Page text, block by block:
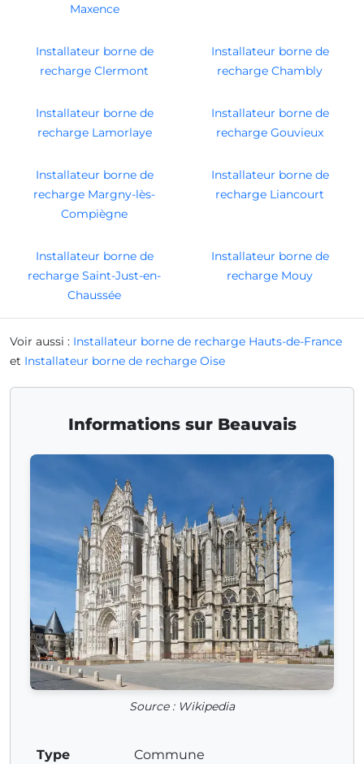
Maxence
Installateur borne de
recharge Clermont
Installateur borne de
recharge Chambly
Installateur borne de
recharge Lamorlaye
Installateur borne de
recharge Gouvieux
Installateur borne de
recharge Margny-lès-
Compiègne
Installateur borne de
recharge Liancourt
Installateur borne de
recharge Saint-Just-en-
Chaussée
Installateur borne de
recharge Mouy
Voir aussi : Installateur borne de recharge Hauts-de-France
et Installateur borne de recharge Oise
Informations sur Beauvais
Source : Wikipedia
Type Commune